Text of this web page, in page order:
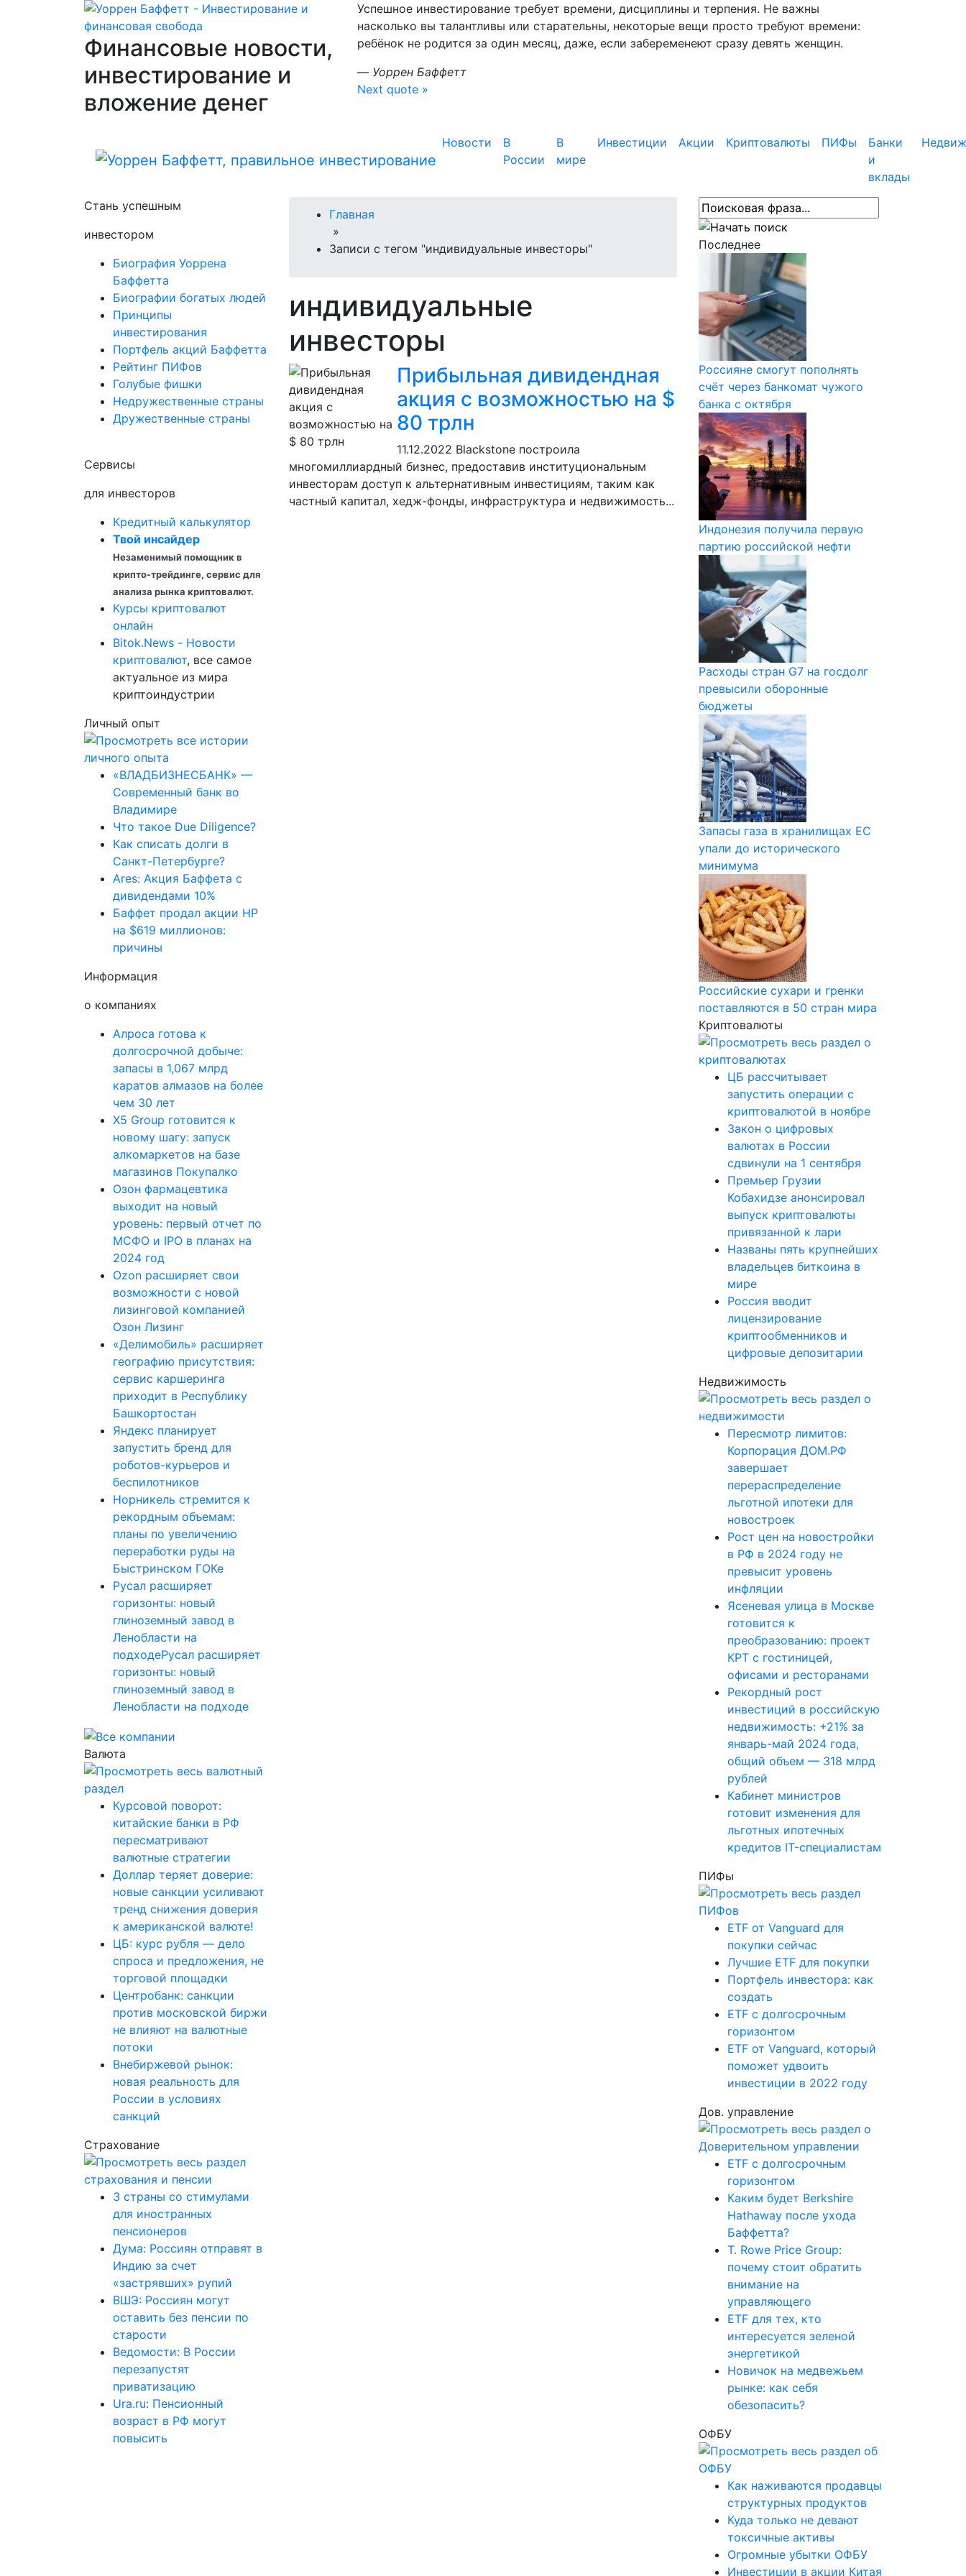
Финансовые новости,
инвестирование и
вложение денег
Успешное инвестирование требует времени, дисциплины и терпения. Не важны
насколько вы талантливы или старательны, некоторые вещи просто требуют времени:
ребёнок не родится за один месяц, даже, если забеременеют сразу девять женщин.
— Уоррен Баффетт
Next quote »
Новости
В
России
В
мире
Инвестиции Акции Криптовалюты ПИФы
Банки
и
вклады
Стань успешным
инвестором
Биография Уоррена
Баффетта
Биографии богатых людей
Принципы
инвестирования
Портфель акций Баффетта
Рейтинг ПИФов
Голубые фишки
Недружественные страны
Дружественные страны
Сервисы
для инвесторов
Кредитный калькулятор
Твой инсайдер
Незаменимый помощник в
крипто-трейдинге, сервис для
анализа рынка криптовалют.
Курсы криптовалют
онлайн
Bitok.News - Новости
криптовалют, все самое
актуальное из мира
криптоиндустрии
Личный опыт
«ВЛАДБИЗНЕСБАНК» —
Современный банк во
Владимире
Что такое Due Diligence?
Как списать долги в
Санкт-Петербурге?
Ares: Акция Баффета с
дивидендами 10%
Баффет продал акции HP
на $619 миллионов:
причины
Информация
о компаниях
Алроса готова к
долгосрочной добыче:
запасы в 1,067 млрд
каратов алмазов на более
чем 30 лет
X5 Group готовится к
новому шагу: запуск
алкомаркетов на базе
магазинов Покупалко
Озон фармацевтика
выходит на новый
уровень: первый отчет по
МСФО и IPO в планах на
2024 год
Ozon расширяет свои
возможности с новой
лизинговой компанией
Озон Лизинг
«Делимобиль» расширяет
географию присутствия:
сервис каршеринга
приходит в Республику
Башкортостан
Яндекс планирует
запустить бренд для
роботов-курьеров и
беспилотников
Норникель стремится к
рекордным объемам:
планы по увеличению
переработки руды на
Быстринском ГОКе
Русал расширяет
горизонты: новый
глиноземный завод в
Ленобласти на
подходеРусал расширяет
горизонты: новый
глиноземный завод в
Ленобласти на подходе
Валюта
Курсовой поворот:
китайские банки в РФ
пересматривают
валютные стратегии
Доллар теряет доверие:
новые санкции усиливают
тренд снижения доверия
к американской валюте!
ЦБ: курс рубля — дело
спроса и предложения, не
торговой площадки
Центробанк: санкции
против московской биржи
не влияют на валютные
потоки
Внебиржевой рынок:
новая реальность для
России в условиях
санкций
Страхование
3 страны со стимулами
для иностранных
пенсионеров
Дума: Россиян отправят в
Индию за счет
«застрявших» рупий
ВШЭ: Россиян могут
оставить без пенсии по
старости
Ведомости: В России
перезапустят
приватизацию
Ura.ru: Пенсионный
возраст в РФ могут
повысить
Главная
»
Записи с тегом "индивидуальные инвесторы"
индивидуальные
инвесторы
Прибыльная дивидендная
акция с возможностью на $
80 трлн
11.12.2022 Blackstone построила
многомиллиардный бизнес, предоставив институциональным
инвесторам доступ к альтернативным инвестициям, таким как
частный капитал, хедж-фонды, инфраструктура и недвижимость...
Последнее
Россияне смогут пополнять
счёт через банкомат чужого
банка с октября
Индонезия получила первую
партию российской нефти
Расходы стран G7 на госдолг
превысили оборонные
бюджеты
Запасы газа в хранилищах ЕС
упали до исторического
минимума
Российские сухари и гренки
поставляются в 50 стран мира
Криптовалюты
ЦБ рассчитывает
запустить операции с
криптовалютой в ноябре
Закон о цифровых
валютах в России
сдвинули на 1 сентября
Премьер Грузии
Кобахидзе анонсировал
выпуск криптовалюты
привязанной к лари
Названы пять крупнейших
владельцев биткоина в
мире
Россия вводит
лицензирование
криптообменников и
цифровые депозитарии
Недвижимость
Пересмотр лимитов:
Корпорация ДОМ.РФ
завершает
перераспределение
льготной ипотеки для
новостроек
Рост цен на новостройки
в РФ в 2024 году не
превысит уровень
инфляции
Ясеневая улица в Москве
готовится к
преобразованию: проект
КРТ с гостиницей,
офисами и ресторанами
Рекордный рост
инвестиций в российскую
недвижимость: +21% за
январь-май 2024 года,
общий объем — 318 млрд
рублей
Кабинет министров
готовит изменения для
льготных ипотечных
кредитов IT-специалистам
ПИФы
ETF от Vanguard для
покупки сейчас
Лучшие ETF для покупки
Портфель инвестора: как
создать
ETF с долгосрочным
горизонтом
ETF от Vanguard, который
поможет удвоить
инвестиции в 2022 году
Дов. управление
ETF с долгосрочным
горизонтом
Каким будет Berkshire
Hathaway после ухода
Баффетта?
T. Rowe Price Group:
почему стоит обратить
внимание на
управляющего
ETF для тех, кто
интересуется зеленой
энергетикой
Новичок на медвежьем
рынке: как себя
обезопасить?
ОФБУ
Как наживаются продавцы
структурных продуктов
Куда только не девают
токсичные активы
Огромные убытки ОФБУ
Инвестиции в акции Китая